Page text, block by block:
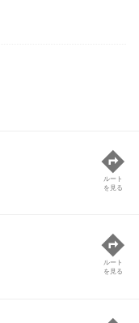
ルート
を見る
ルート
を見る